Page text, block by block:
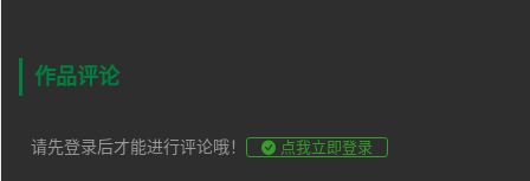
作品评论
请先登录后才能进行评论哦！ 点我立即登录